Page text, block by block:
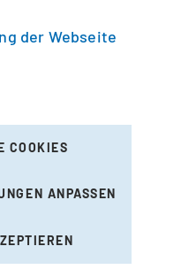
der Webseite
COOKIES
ANPASSEN